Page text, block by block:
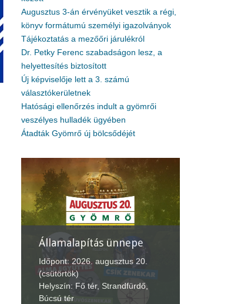
Augusztus 3-án érvényüket vesztik a régi,
könyv formátumú személyi igazolványok
Tájékoztatás a mezőőri járulékról
Dr. Petky Ferenc szabadságon lesz, a
helyettesítés biztosított
Új képviselője lett a 3. számú
választókerületnek
Hatósági ellenőrzés indult a gyömrői
veszélyes hulladék ügyében
Átadták Gyömrő új bölcsődéjét
XII. Gyömrői
Lecsófesztivál
Időpont: 2026. szeptember 4-6.
(péntek-vasárnap)
Helyszín: Búcsú tér